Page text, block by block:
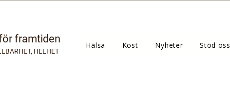
framtiden
HELHET
Hälsa Kost Nyheter Stöd oss